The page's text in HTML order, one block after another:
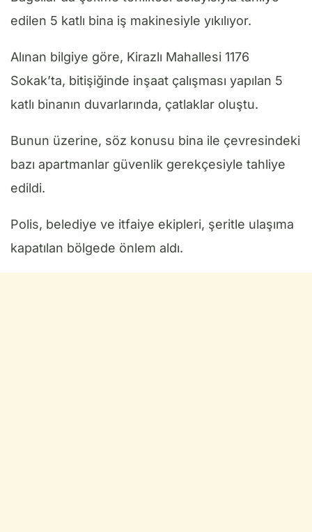
edilen 5 katlı bina iş makinesiyle yıkılıyor.
Alınan bilgiye göre, Kirazlı Mahallesi 1176
Sokak’ta, bitişiğinde inşaat çalışması yapılan 5
katlı binanın duvarlarında, çatlaklar oluştu.
Bunun üzerine, söz konusu bina ile çevresindeki
bazı apartmanlar güvenlik gerekçesiyle tahliye
edildi.
Polis, belediye ve itfaiye ekipleri, şeritle ulaşıma
kapatılan bölgede önlem aldı.